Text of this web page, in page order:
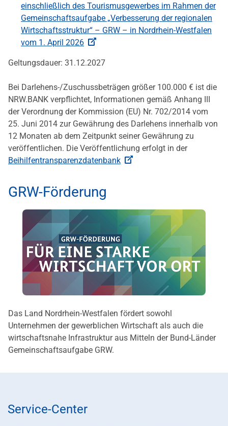
einschließlich des Tourismusgewerbes im Rahmen der
Gemeinschaftsaufgabe „Verbesserung der regionalen
Wirtschaftsstruktur“ – GRW – in Nordrhein-Westfalen
vom 1. April 2026
Geltungsdauer: 31.12.2027
Bei Darlehens-/Zuschussbeträgen größer 100.000 € ist die
NRW.BANK verpflichtet, Informationen gemäß Anhang III
der Verordnung der Kommission (EU) Nr. 702/2014 vom
25. Juni 2014 zur Gewährung des Darlehens innerhalb von
12 Monaten ab dem Zeitpunkt seiner Gewährung zu
veröffentlichen. Die Veröffentlichung erfolgt in der
Beihilfentransparenzdatenbank
GRW-Förderung
Das Land Nordrhein-Westfalen fördert sowohl
Unternehmen der gewerblichen Wirtschaft als auch die
wirtschaftsnahe Infrastruktur aus Mitteln der Bund-Länder
Gemeinschaftsaufgabe GRW.
Service-Center